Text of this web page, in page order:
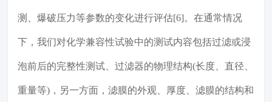
测、爆破压力等参数的变化进行评估[6]。在通常情况
下，我们对化学兼容性试验中的测试内容包括过滤或浸
泡前后的完整性测试、过滤器的物理结构(长度、直径、
重量等)，另一方面，滤膜的外观、厚度、滤膜的结构和